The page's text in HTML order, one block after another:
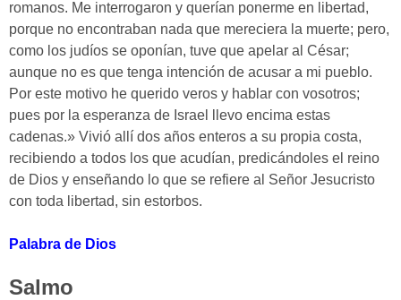
romanos. Me interrogaron y querían ponerme en libertad,
porque no encontraban nada que mereciera la muerte; pero,
como los judíos se oponían, tuve que apelar al César;
aunque no es que tenga intención de acusar a mi pueblo.
Por este motivo he querido veros y hablar con vosotros;
pues por la esperanza de Israel llevo encima estas
cadenas.» Vivió allí dos años enteros a su propia costa,
recibiendo a todos los que acudían, predicándoles el reino
de Dios y enseñando lo que se refiere al Señor Jesucristo
con toda libertad, sin estorbos.
Palabra de Dios
Salmo